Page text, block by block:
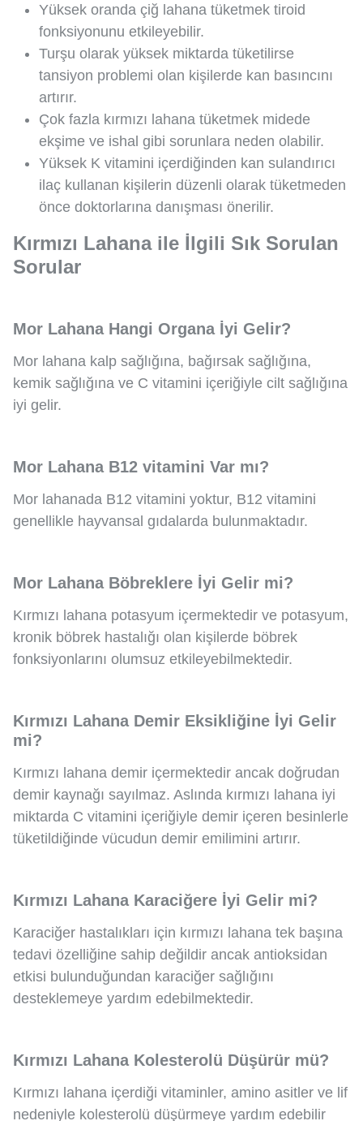
Yüksek oranda çiğ lahana tüketmek tiroid
fonksiyonunu etkileyebilir.
Turşu olarak yüksek miktarda tüketilirse
tansiyon problemi olan kişilerde kan basıncını
artırır.
Çok fazla kırmızı lahana tüketmek midede
ekşime ve ishal gibi sorunlara neden olabilir.
Yüksek K vitamini içerdiğinden kan sulandırıcı
ilaç kullanan kişilerin düzenli olarak tüketmeden
önce doktorlarına danışması önerilir.
Kırmızı Lahana ile İlgili Sık Sorulan
Sorular
Mor Lahana Hangi Organa İyi Gelir?
Mor lahana kalp sağlığına, bağırsak sağlığına,
kemik sağlığına ve C vitamini içeriğiyle cilt sağlığına
iyi gelir.
Mor Lahana B12 vitamini Var mı?
Mor lahanada B12 vitamini yoktur, B12 vitamini
genellikle hayvansal gıdalarda bulunmaktadır.
Mor Lahana Böbreklere İyi Gelir mi?
Kırmızı lahana potasyum içermektedir ve potasyum,
kronik böbrek hastalığı olan kişilerde böbrek
fonksiyonlarını olumsuz etkileyebilmektedir.
Kırmızı Lahana Demir Eksikliğine İyi Gelir
mi?
Kırmızı lahana demir içermektedir ancak doğrudan
demir kaynağı sayılmaz. Aslında kırmızı lahana iyi
miktarda C vitamini içeriğiyle demir içeren besinlerle
tüketildiğinde vücudun demir emilimini artırır.
Kırmızı Lahana Karaciğere İyi Gelir mi?
Karaciğer hastalıkları için kırmızı lahana tek başına
tedavi özelliğine sahip değildir ancak antioksidan
etkisi bulunduğundan karaciğer sağlığını
desteklemeye yardım edebilmektedir.
Kırmızı Lahana Kolesterolü Düşürür mü?
Kırmızı lahana içerdiği vitaminler, amino asitler ve lif
nedeniyle kolesterolü düşürmeye yardım edebilir